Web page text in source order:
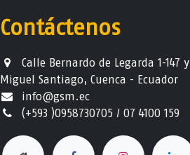
Contáctenos
Calle Bernardo de Legarda 1-147 y
Miguel Santiago, Cuenca - Ecuador
info@gsm.ec​
(+593 )0958730705 / 07 4100 159